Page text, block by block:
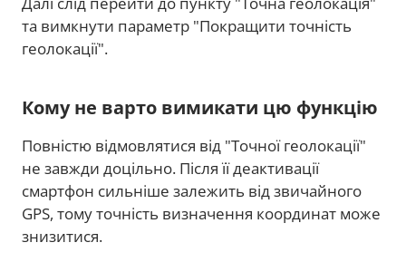
та вимкнути параметр "Покращити точність
геолокації".
Кому не варто вимикати цю функцію
Повністю відмовлятися від "Точної геолокації"
не завжди доцільно. Після її деактивації
смартфон сильніше залежить від звичайного
GPS, тому точність визначення координат може
знизитися.